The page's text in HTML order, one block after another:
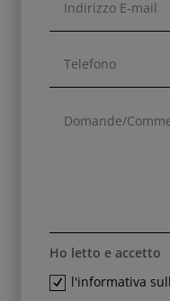
Ho letto e accetto
l'informativa